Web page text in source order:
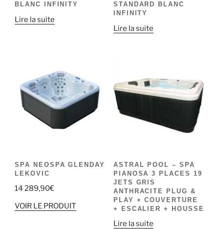
BLANC INFINITY
Lire la suite
STANDARD BLANC
INFINITY
Lire la suite
SPA NEOSPA GLENDAY
LEKOVIC
14 289,90€
VOIR LE PRODUIT
ASTRAL POOL – SPA
PIANOSA 3 PLACES 19
JETS GRIS
ANTHRACITE PLUG &
PLAY + COUVERTURE
+ ESCALIER + HOUSSE
Lire la suite